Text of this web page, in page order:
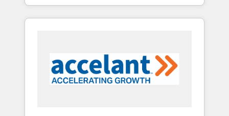
any apps, in any direction. Stuck on your old
CRM..? Migrate | seamlessly off your old CRM
our in-house "HubScrub" Tool.
strategy, processes, and teams that turn
HubSpot into a genuine growth engine.
5 partners worldwide, and with over 15 years
in the ecosystem, Huble has built a track
record that speaks for itself. One company,